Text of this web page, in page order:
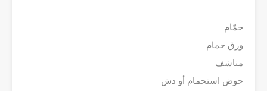
حمّام
ورق حمام
مناشف
حوض استحمام أو دش